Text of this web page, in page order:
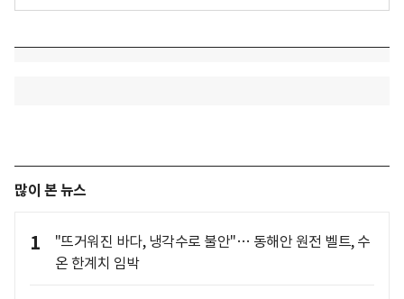
많이 본 뉴스
1
"뜨거워진 바다, 냉각수로 불안"… 동해안 원전 벨트, 수
온 한계치 임박